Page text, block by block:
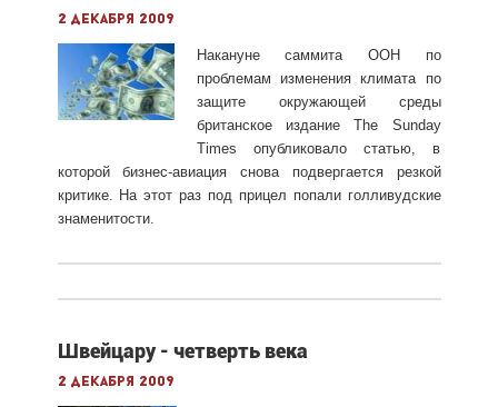
2 декабря 2009
Накануне саммита ООН по
проблемам изменения климата по
защите окружающей среды
британское издание The Sunday
Times опубликовало статью, в
которой бизнес-авиация снова подвергается резкой
критике. На этот раз под прицел попали голливудские
знаменитости.
Швейцару - четверть века
2 декабря 2009